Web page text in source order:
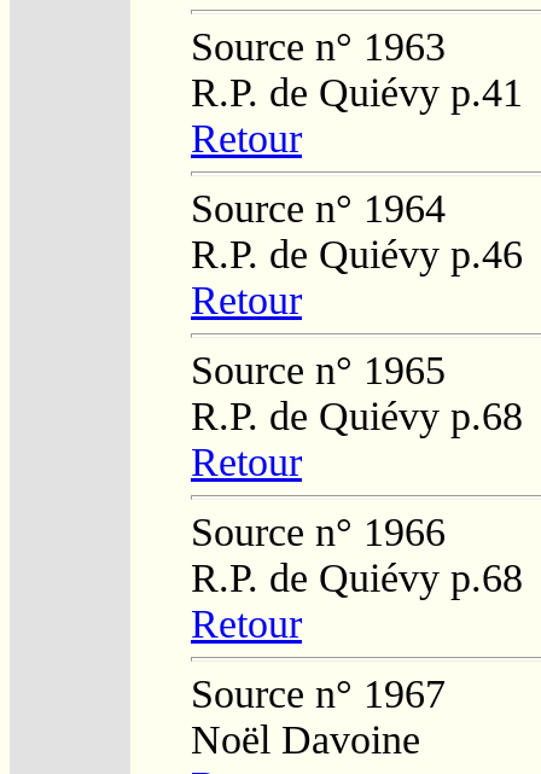
Source n° 1963
R.P. de Quiévy p.41
Retour
Source n° 1964
R.P. de Quiévy p.46
Retour
Source n° 1965
R.P. de Quiévy p.68
Retour
Source n° 1966
R.P. de Quiévy p.68
Retour
Source n° 1967
Noël Davoine